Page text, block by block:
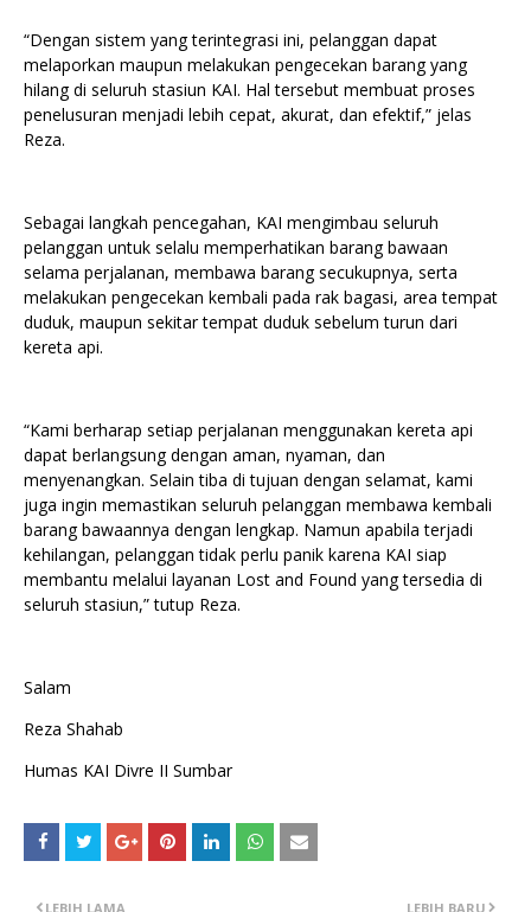
“Dengan sistem yang terintegrasi ini, pelanggan dapat
melaporkan maupun melakukan pengecekan barang yang
hilang di seluruh stasiun KAI. Hal tersebut membuat proses
penelusuran menjadi lebih cepat, akurat, dan efektif,” jelas
Reza.
Sebagai langkah pencegahan, KAI mengimbau seluruh
pelanggan untuk selalu memperhatikan barang bawaan
selama perjalanan, membawa barang secukupnya, serta
melakukan pengecekan kembali pada rak bagasi, area tempat
duduk, maupun sekitar tempat duduk sebelum turun dari
kereta api.
“Kami berharap setiap perjalanan menggunakan kereta api
dapat berlangsung dengan aman, nyaman, dan
menyenangkan. Selain tiba di tujuan dengan selamat, kami
juga ingin memastikan seluruh pelanggan membawa kembali
barang bawaannya dengan lengkap. Namun apabila terjadi
kehilangan, pelanggan tidak perlu panik karena KAI siap
membantu melalui layanan Lost and Found yang tersedia di
seluruh stasiun,” tutup Reza.
Salam
Reza Shahab
Humas KAI Divre II Sumbar
LEBIH BARU
LEBIH LAMA